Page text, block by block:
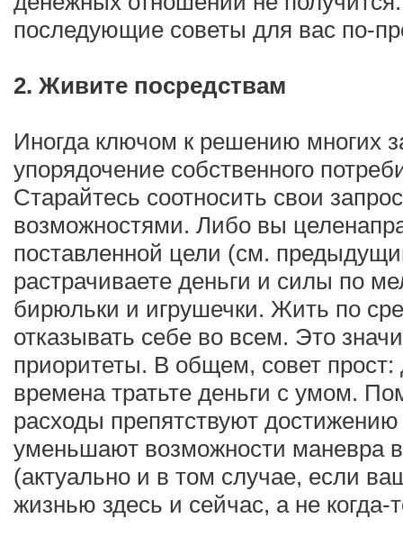
последующие советы для вас по-
2. Живите посредствам
Иногда ключом к решению многих
упорядочение собственного
Старайтесь соотносить свои
возможностями. Либо вы
поставленной цели (см.
растрачиваете деньги и силы по
бирюльки и игрушечки. Жить по
отказывать себе во всем. Это
приоритеты. В общем, совет
времена тратьте деньги с умом.
расходы препятствуют
уменьшают возможности маневра
(актуально и в том случае, если
жизнью здесь и сейчас, а не